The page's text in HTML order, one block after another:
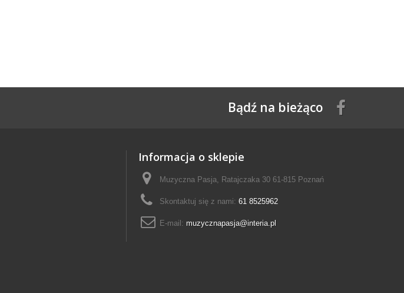
Bądź na bieżąco
Informacja o sklepie
Muzyczna Pasja, Ratajczaka 30 61-815 Poznań
Skontaktuj się z nami: 61 8525962
E-mail: muzycznapasja@interia.pl